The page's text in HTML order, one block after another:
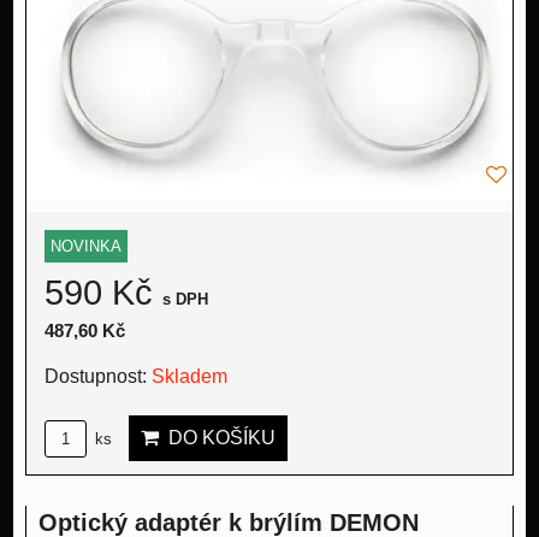
NOVINKA
590 Kč s DPH
487,60 Kč
Dostupnost: Skladem
ks DO KOŠÍKU
Optický adaptér k brýlím DEMON